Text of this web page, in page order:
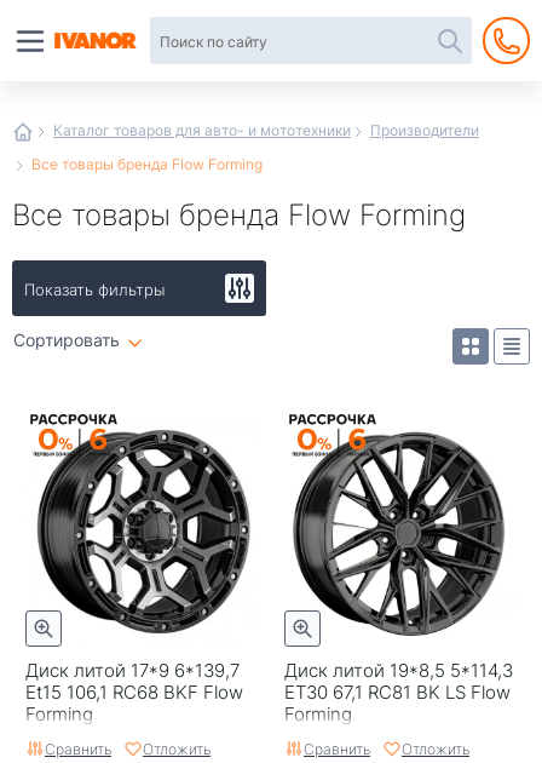
Каталог товаров для авто- и мототехники
Производители
Все товары бренда Flow Forming
Все товары бренда Flow Forming
Показать фильтры
Сортировать
Диск литой 17*9 6*139,7
Et15 106,1 RC68 BKF Flow
Forming
Сравнить Отложить
Диск литой 19*8,5 5*114,3
ET30 67,1 RC81 BK LS Flow
Forming
Сравнить Отложить
интернет-